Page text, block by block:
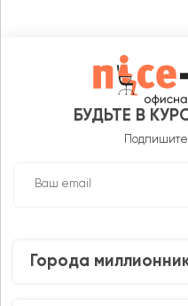
БУДЬТЕ В
Города